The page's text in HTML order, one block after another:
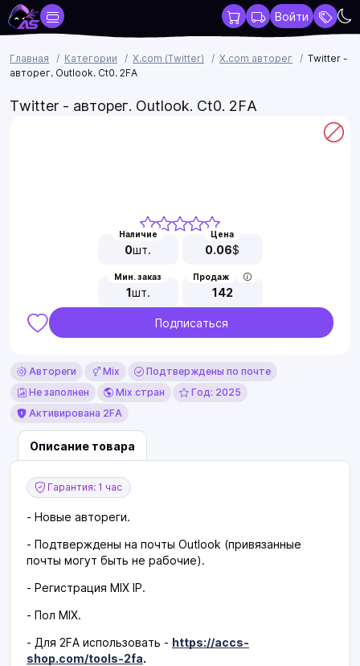
Войти
Главная Категории X.com (Twitter) X.com авторег
Twitter -
авторег. Outlook. Ct0. 2FA
Twitter - авторег. Outlook. Ct0. 2FA
Наличие
0шт.
Цена
0.06$
Мин. заказ
1шт.
Продаж
142
Подписаться
Автореги Mix
Подтверждены по почте
Не заполнен
Mix стран
Год: 2025
Активирована 2FA
Описание товара
Гарантия: 1 час
- Новые автореги.
- Подтверждены на почты Outlook (привязанные
почты могут быть не рабочие).
- Регистрация MIX IP.
- Пол МIX.
- Для 2FA использовать - https://accs-
shop.com/tools-2fa.